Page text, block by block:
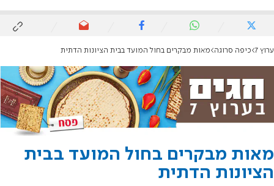
ערוץ 7 כיפה סרוגה מאות מבקרים בחול המועד בבית הציונות הדתית
מאות מבקרים בחול המועד בבית
הציונות הדתית